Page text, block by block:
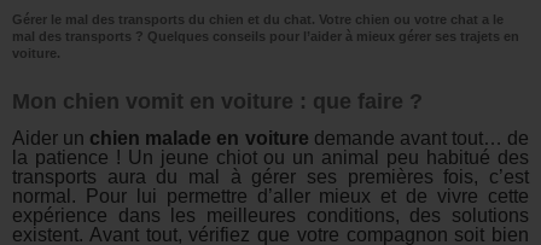
Gérer le mal des transports du chien et du chat. Votre chien ou votre chat a le
mal des transports ? Quelques conseils pour l’aider à mieux gérer ses trajets en
voiture.
Mon chien vomit en voiture : que faire ?
Aider un chien malade en voiture demande avant tout… de
la patience ! Un jeune chiot ou un animal peu habitué des
transports aura du mal à gérer ses premières fois, c’est
normal. Pour lui permettre d’aller mieux et de vivre cette
expérience dans les meilleures conditions, des solutions
existent. Avant tout, vérifiez que votre compagnon soit bien